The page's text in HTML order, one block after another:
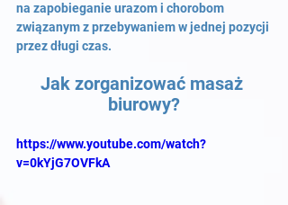
na zapobieganie urazom i chorobom
związanym z przebywaniem w jednej pozycji
przez długi czas.
Jak zorganizować masaż
biurowy?
https://www.youtube.com/watch?
v=0kYjG7OVFkA